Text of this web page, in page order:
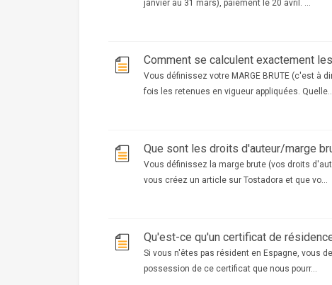
janvier au 31 mars), paiement le 20 avril. ...
Comment se calculent exactement
Vous définissez votre MARGE BRUTE (c'est à
fois les retenues en vigueur appliquées.
Que sont les droits d'auteur/marge
Vous définissez la marge brute (vos droits
vous créez un article sur Tostadora et que vo...
Qu'est-ce qu'un certificat de
Si vous n'êtes pas résident en Espagne, vous
possession de ce certificat que nous pourr...